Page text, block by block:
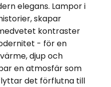
elegans. Lampor i
skapar
kontraster
- för en
djup och
en atmosfär som
det förflutna till